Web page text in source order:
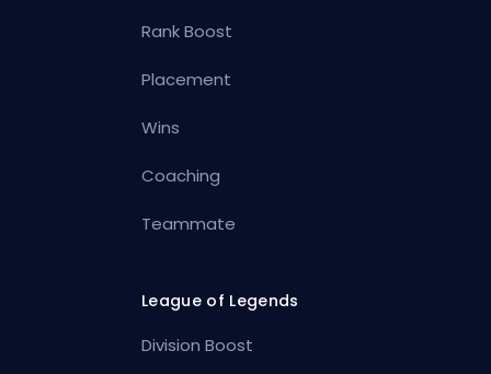
Rank Boost
Placement
Wins
Coaching
Teammate
League of Legends
Division Boost